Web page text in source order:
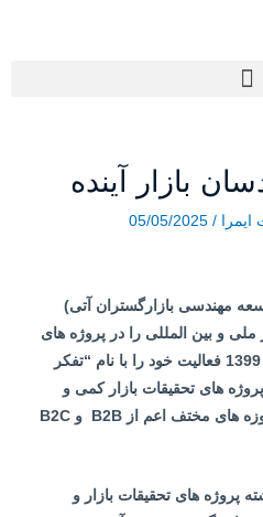
Menu
بازار آینده
ایمرا/
05/05/2025
(با نام توسعه مهندسی بازارگستران آتی)
ملی و بین المللی را در پروژه های
تحقیقات بازار داشته و از سال 1399 فعالیت خود را با نام “تفکر
های تحقیقات بازار کمی و
های مختف اعم ازB2B وB2C
پروژه های تحقیقات بازار و